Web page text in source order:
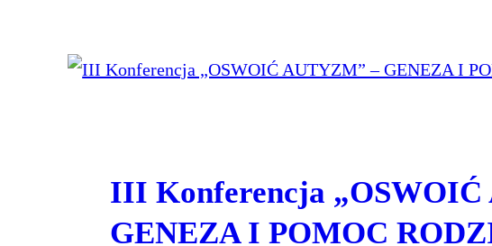
III Konferencja „OSWOIĆ
GENEZA I POMOC